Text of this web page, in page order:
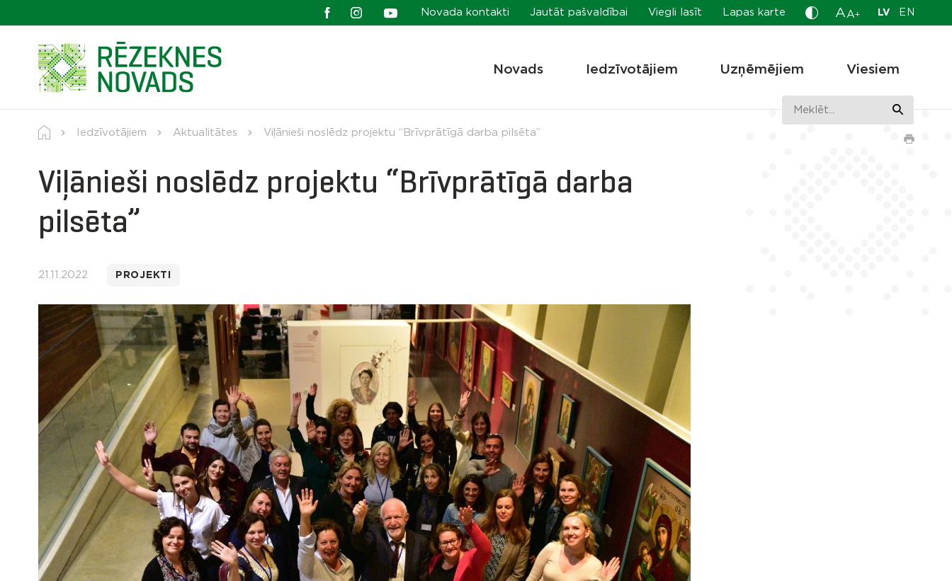
Novada kontakti Jautāt pašvaldībai Viegli lasīt Lapas karte A A+ LV EN
Novads Iedzīvotājiem Uzņēmējiem Viesiem
Iedzīvotājiem Aktualitātes Viļānieši noslēdz projektu “Brīvprātīgā darba pilsēta”
Viļānieši noslēdz projektu “Brīvprātīgā darba
pilsēta”
21.11.2022 PROJEKTI